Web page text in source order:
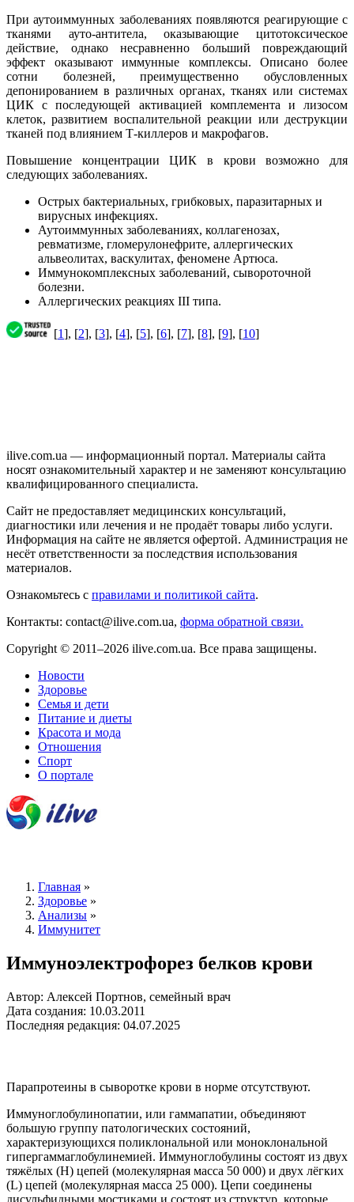
При аутоиммунных заболеваниях появляются реагирующие с
тканями ауто-антитела, оказывающие цитотоксическое
действие, однако несравненно больший повреждающий
эффект оказывают иммунные комплексы. Описано более
сотни болезней, преимущественно обусловленных
депонированием в различных органах, тканях или системах
ЦИК с последующей активацией комплемента и лизосом
клеток, развитием воспалительной реакции или деструкции
тканей под влиянием Т-киллеров и макрофагов.
Повышение концентрации ЦИК в крови возможно для
следующих заболеваниях.
Острых бактериальных, грибковых, паразитарных и
вирусных инфекциях.
Аутоиммунных заболеваниях, коллагенозах,
ревматизме, гломерулонефрите, аллергических
альвеолитах, васкулитах, феномене Артюса.
Иммунокомплексных заболеваний, сывороточной
болезни.
Аллергических реакциях III типа.
[1], [2], [3], [4], [5], [6], [7], [8], [9], [10]
ilive.com.ua — информационный портал. Материалы сайта
носят ознакомительный характер и не заменяют консультацию
квалифицированного специалиста.
Сайт не предоставляет медицинских консультаций,
диагностики или лечения и не продаёт товары либо услуги.
Информация на сайте не является офертой. Администрация не
несёт ответственности за последствия использования
материалов.
Ознакомьтесь с правилами и политикой сайта.
Контакты: contact@ilive.com.ua, форма обратной связи.
Copyright © 2011–2026 ilive.com.ua. Все права защищены.
Новости
Здоровье
Семья и дети
Питание и диеты
Красота и мода
Отношения
Спорт
О портале
Главная »
Здоровье »
Анализы »
Иммунитет
Иммуноэлектрофорез белков крови
Автор: Алексей Портнов, семейный врач
Дата создания: 10.03.2011
Последняя редакция: 04.07.2025
Парапротеины в сыворотке крови в норме отсутствуют.
Иммуноглобулинопатии, или гаммапатии, объединяют
большую группу патологических состояний,
характеризующихся поликлональной или моноклональной
гипергаммаглобулинемией. Иммуноглобулины состоят из двух
тяжёлых (H) цепей (молекулярная масса 50 000) и двух лёгких
(L) цепей (молекулярная масса 25 000). Цепи соединены